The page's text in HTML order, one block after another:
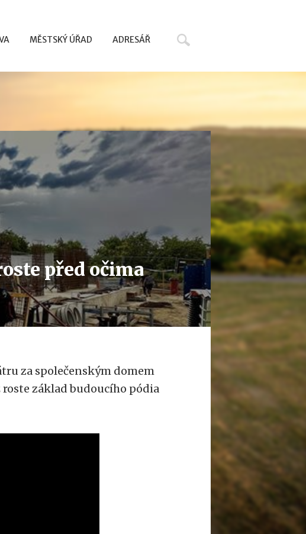
MĚSTSKÝ ÚŘAD ADRESÁŘ
před očima
za společenským domem
základ budoucího pódia